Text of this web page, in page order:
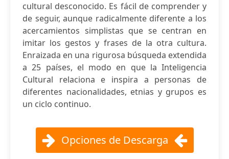
cultural desconocido. Es fácil de comprender y
de seguir, aunque radicalmente diferente a los
acercamientos simplistas que se centran en
imitar los gestos y frases de la otra cultura.
Enraizada en una rigurosa búsqueda extendida
a 25 países, el modo en que la Inteligencia
Cultural relaciona e inspira a personas de
diferentes nacionalidades, etnias y grupos es
un ciclo continuo.
Opciones de Descarga